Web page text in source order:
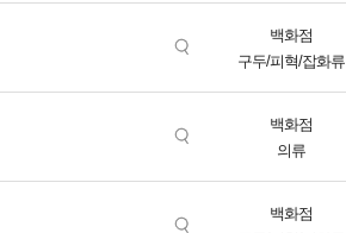
백화점
구두/피혁/잡화류
백화점
의류
백화점